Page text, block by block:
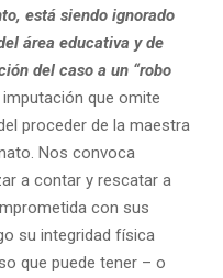
está siendo ignorado
área educativa y de
del caso a un “robo
imputación que omite
proceder de la maestra
Nos convoca
a contar y rescatar a
con sus
su integridad física
que puede tener – o